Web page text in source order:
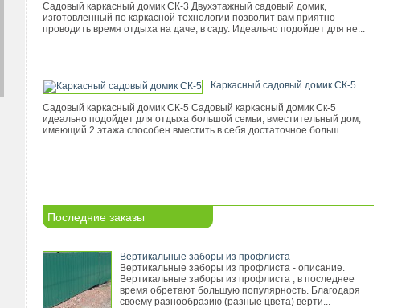
Садовый каркасный домик СК-3 Двухэтажный садовый домик,
изготовленный по каркасной технологии позволит вам приятно
проводить время отдыха на даче, в саду. Идеально подойдет для не...
Каркасный садовый домик СК-5
Садовый каркасный домик СК-5 Садовый каркасный домик Ск-5
идеально подойдет для отдыха большой семьи, вместительный дом,
имеющий 2 этажа способен вместить в себя достаточное больш...
Последние заказы
Вертикальные заборы из профлиста
Вертикальные заборы из профлиста - описание.
Вертикальные заборы из профлиста , в последнее
время обретают большую популярность. Благодаря
своему разнообразию (разные цвета) верти...